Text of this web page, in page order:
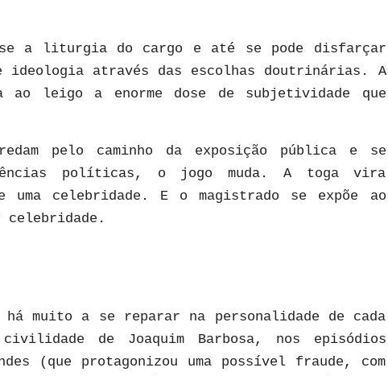
se a liturgia do cargo e até se pode disfarçar
ideologia através das escolhas doutrinárias. A
ao leigo a enorme dose de subjetividade que
pelo caminho da exposição pública e se
políticas, o jogo muda. A toga vira
uma celebridade. E o magistrado se expõe ao
celebridade.
há muito a se reparar na personalidade de cada
de Joaquim Barbosa, nos episódios
(que protagonizou uma possível fraude, com